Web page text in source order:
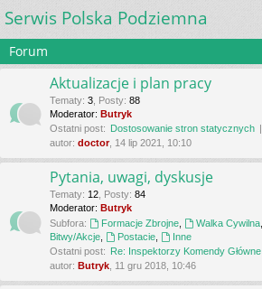
K
_L
IN
S
Serwis Polska Podziemna
Forum
Aktualizacje i plan pracy
Tematy: 3 Posty: 88
Moderator: Butryk
Ostatni post: Dostosowanie stron statycznych
autor: doctor, 14 lip 2021, 10:10
Pytania, uwagi, dyskusje
Tematy: 12 Posty: 84
Moderator: Butryk
Subfora:
Formacje Zbrojne, Walka Cywilna,
Bitwy/Akcje
Postacie,
Inne
Ostatni post: Re: Inspektorzy Komendy Główne
autor: Butryk , 11 gru 2018, 10:46